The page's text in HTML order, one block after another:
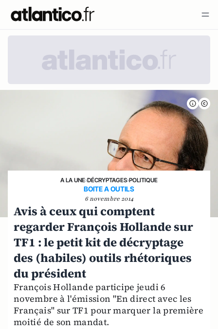
A LA UNE›DÉCRYPTAGES›POLITIQUE
BOITE A OUTILS
6 novembre 2014
Avis à ceux qui comptent
regarder François Hollande sur
TF1 : le petit kit de décryptage
des (habiles) outils rhétoriques
du président
François Hollande participe jeudi 6
novembre à l'émission "En direct avec les
Français" sur TF1 pour marquer la première
moitié de son mandat.